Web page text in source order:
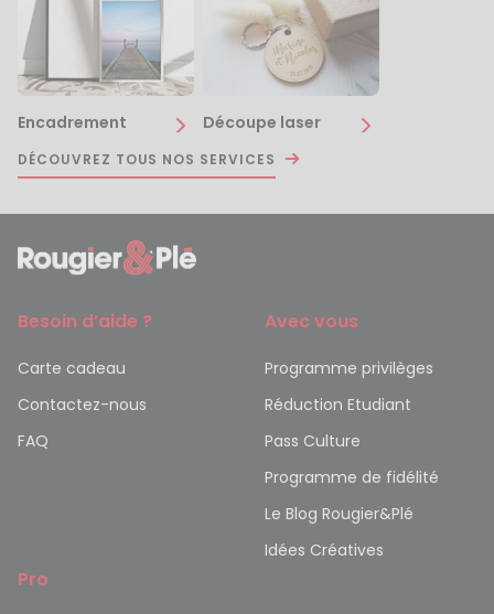
Encadrement Découpe laser
DÉCOUVREZ TOUS NOS SERVICES
Besoin d’aide ?
Carte cadeau
Contactez-nous
FAQ
Avec vous
Programme privilèges
Réduction Etudiant
Pass Culture
Programme de fidélité
Le Blog Rougier&Plé
Idées Créatives
Pro